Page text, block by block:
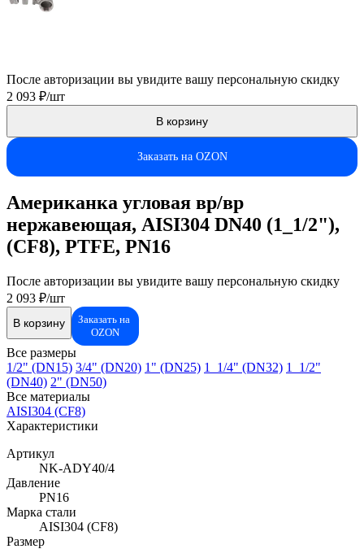
После авторизации вы увидите вашу персональную скидку
2 093 ₽/шт
В корзину
Заказать на OZON
Американка угловая вр/вр
нержавеющая, AISI304 DN40 (1_1/2"),
(CF8), PTFE, PN16
После авторизации вы увидите вашу персональную скидку
2 093 ₽/шт
В корзину
Заказать на
OZON
Все размеры
1/2" (DN15) 3/4" (DN20) 1" (DN25) 1_1/4" (DN32) 1_1/2"
(DN40) 2" (DN50)
Все материалы
AISI304 (CF8)
Характеристики
Артикул
NK-ADY40/4
Давление
PN16
Марка стали
AISI304 (CF8)
Размер